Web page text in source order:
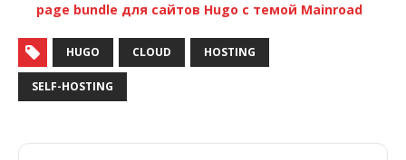
page bundle для сайтов Hugo с темой Mainroad
HUGO CLOUD HOSTING
SELF-HOSTING